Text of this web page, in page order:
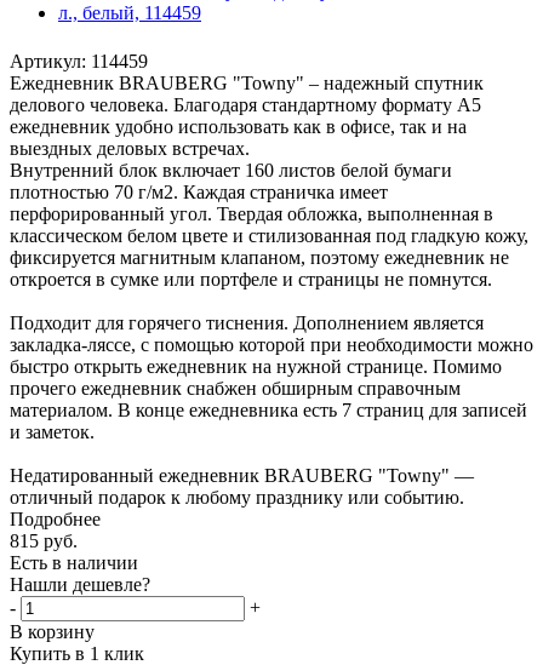
Артикул: 114459
Ежедневник BRAUBERG "Towny" – надежный спутник
делового человека. Благодаря стандартному формату А5
ежедневник удобно использовать как в офисе, так и на
выездных деловых встречах.
Внутренний блок включает 160 листов белой бумаги
плотностью 70 г/м2. Каждая страничка имеет
перфорированный угол. Твердая обложка, выполненная в
классическом белом цвете и стилизованная под гладкую кожу,
фиксируется магнитным клапаном, поэтому ежедневник не
откроется в сумке или портфеле и страницы не помнутся.
Подходит для горячего тиснения. Дополнением является
закладка-ляссе, с помощью которой при необходимости можно
быстро открыть ежедневник на нужной странице. Помимо
прочего ежедневник снабжен обширным справочным
материалом. В конце ежедневника есть 7 страниц для записей
и заметок.
Недатированный ежедневник BRAUBERG "Towny" —
отличный подарок к любому празднику или событию.
Подробнее
815 руб.
Есть в наличии
Нашли дешевле?
-
+
В корзину
Купить в 1 клик